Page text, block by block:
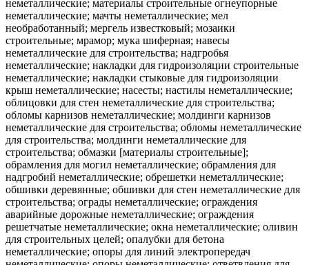
неметаллические; материалы строительные огнеупорные
неметаллические; мачты неметаллические; мел
необработанный; мергель известковый; мозаики
строительные; мрамор; мука шиферная; навесы
неметаллические для строительства; надгробья
неметаллические; накладки для гидроизоляции строительные
неметаллические; накладки стыковые для гидроизоляции
крыш неметаллические; насесты; настилы неметаллические;
облицовки для стен неметаллические для строительства;
обломы карнизов неметаллические; молдинги карнизов
неметаллические для строительства; обломы неметаллические
для строительства; молдинги неметаллические для
строительства; обмазки [материалы строительные];
обрамления для могил неметаллические; обрамления для
надгробий неметаллические; обрешетки неметаллические;
обшивки деревянные; обшивки для стен неметаллические для
строительства; ограды неметаллические; ограждения
аварийные дорожные неметаллические; ограждения
решетчатые неметаллические; окна неметаллические; оливин
для строительных целей; опалубки для бетона
неметаллические; опоры для линий электропередач